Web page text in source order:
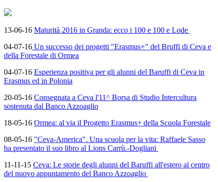
13-06-16 Maturità 2016 in Granda: ecco i 100 e 100 e Lode
04-07-16 Un successo dei progetti "Erasmus+" del Bruffi di Ceva e
della Forestale di Ormea
04-07-16 Esperienza positiva per gli alunni del Baruffi di Ceva in
Erasmus ed in Polonia
20-05-16 Consegnata a Ceva l'11^ Borsa di Studio Intercultura
sostenuta dal Banco Azzoaglio
18-05-16 Ormea: al via il Progetto Erasmus+ della Scuola Forestale
08-05-16 "Ceva-America". Una scuola per la vita: Raffaele Sasso
ha presentato il suo libro al Lions Carrù.-Dogliani
11-11-15 Ceva: Le storie degli alunni del Baruffi all'estero al centro
del nuovo appuntamento del Banco Azzoaglio